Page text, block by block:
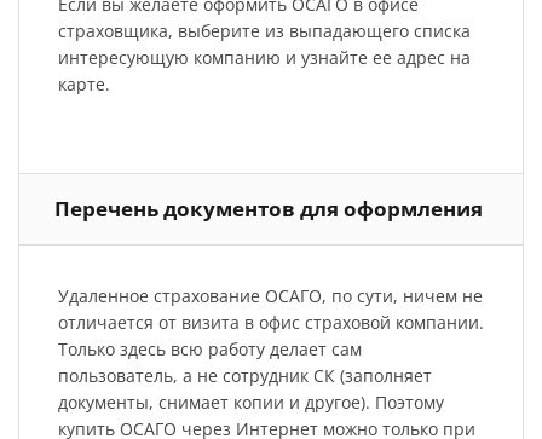
страховщика, выберите из выпадающего списка
интересующую компанию и узнайте ее адрес на
карте.
Перечень документов для оформления
Удаленное страхование ОСАГО, по сути, ничем не
отличается от визита в офис страховой компании.
Только здесь всю работу делает сам
пользователь, а не сотрудник СК (заполняет
документы, снимает копии и другое). Поэтому
купить ОСАГО через Интернет можно только при